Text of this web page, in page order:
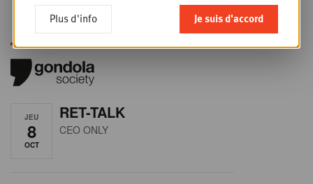
JEU
8
OCT
RET-TALK
CEO ONLY
Plus d'info Je suis d'accord